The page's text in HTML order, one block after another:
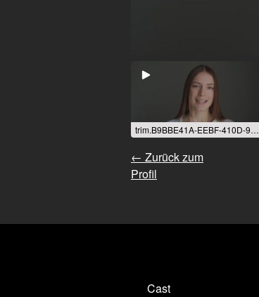
trim.B9BBE41A-EEBF-410D-9495-EE857A369C06.MOV
← Zurück zum
Profil
Cast